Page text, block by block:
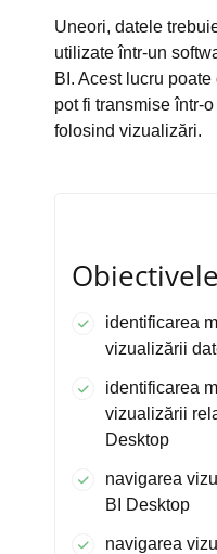
Uneori, datele
utilizate într-un
BI. Acest lucru
pot fi transmise într-
folosind vizualizări.
identificarea
vizualizării
identificarea
vizualizării
Desktop
navigarea
BI Desktop
navigarea